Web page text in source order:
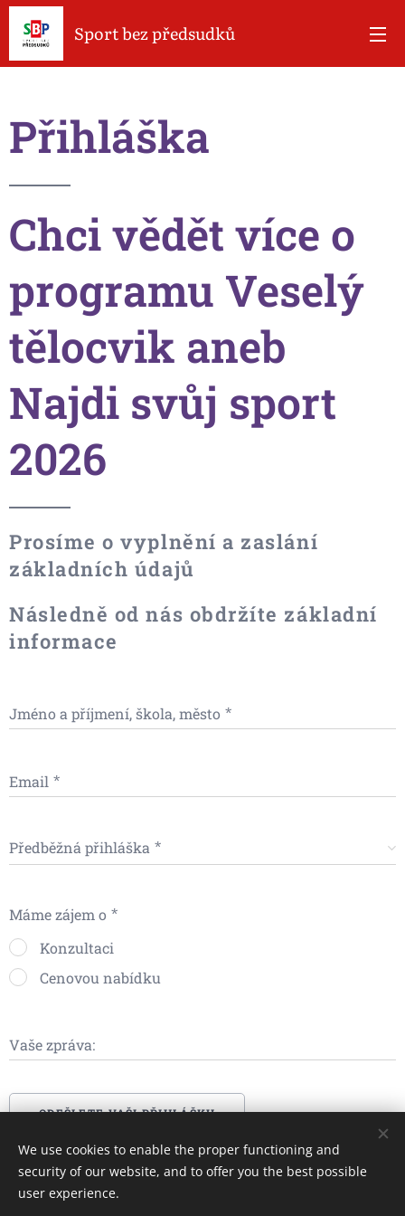
Sport bez předsudků
Přihláška
Chci vědět více o
programu Veselý
tělocvik aneb
Najdi svůj sport
2026
Prosíme o vyplnění a zaslání
základních údajů
Následně od nás obdržíte základní
informace
Jméno a příjmení, škola, město
Email
Předběžná přihláška
Máme zájem o
Konzultaci
Cenovou nabídku
Vaše zpráva:
ODEŠLETE VAŠI PŘIHLÁŠKU
We use cookies to enable the proper functioning and
security of our website, and to offer you the best possible
user experience.